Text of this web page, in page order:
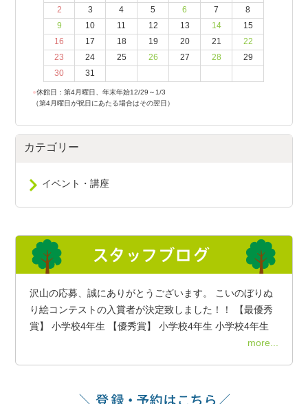
2
3 4 5 6 7
8
9
10 11 12 13 14
15
16
17 18 19 20 21
22
23
24 25 26 27 28
29
30
31
●休館日：第4月曜日、年末年始12/29～1/3
（第4月曜日が祝日にあたる場合はその翌日）
カテゴリー
イベント・講座
沢山の応募、誠にありがとうございます。 こいのぼりぬ
り絵コンテストの入賞者が決定致しました！！ 【最優秀
賞】 小学校4年生 【優秀賞】 小学校4年生 小学校4年生
more...